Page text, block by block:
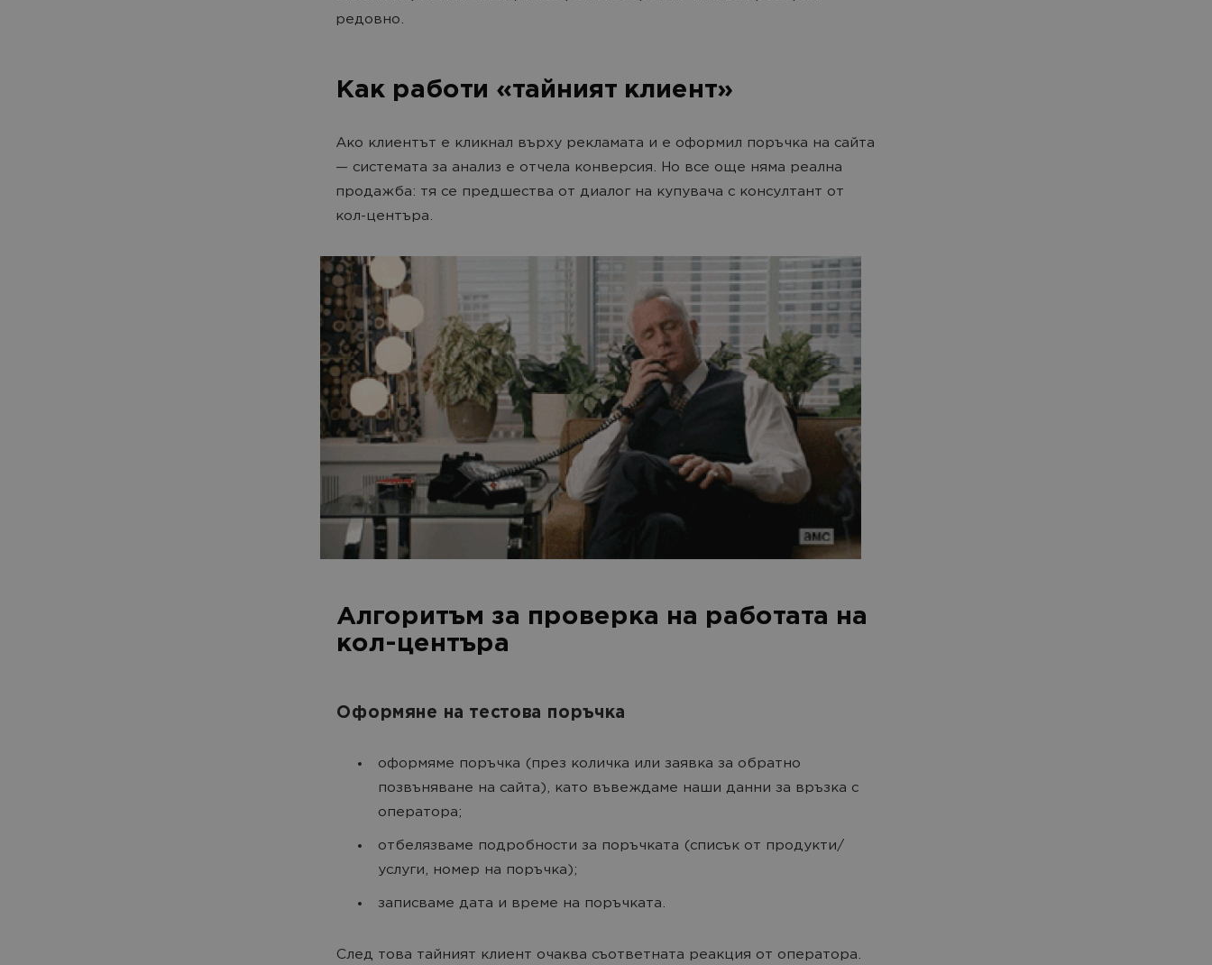
редовно.
Как работи «тайният клиент»
Ако клиентът е кликнал върху рекламата и е оформил поръчка на сайта
— системата за анализ е отчела конверсия. Но все още няма реална
продажба: тя се предшества от диалог на купувача с консултант от
кол-центъра.
Алгоритъм за проверка на работата на
кол-центъра
Оформяне на тестова поръчка
оформяме поръчка (през количка или заявка за обратно
позвъняване на сайта), като въвеждаме наши данни за връзка с
оператора;
отбелязваме подробности за поръчката (списък от продукти/
услуги, номер на поръчка);
записваме дата и време на поръчката.
След това тайният клиент очаква съответната реакция от оператора.